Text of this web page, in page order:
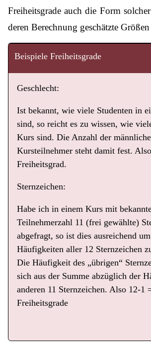
Freiheitsgrade auch die Form
deren Berechnung geschätzte
Beispiele Freiheitsgrade
Geschlecht:
Ist bekannt, wie viele Studenten in
sind, so reicht es zu wissen, wie
Kurs sind. Die Anzahl der
Kursteilnehmer steht damit fest.
Freiheitsgrad.
Sternzeichen:
Habe ich in einem Kurs mit
Teilnehmerzahl 11 (frei gewählte)
abgefragt, so ist dies ausreichend
Häufigkeiten aller 12 Sternzeichen
Die Häufigkeit des „übrigen“
sich aus der Summe abzüglich der
anderen 11 Sternzeichen. Also 12-1
Freiheitsgrade